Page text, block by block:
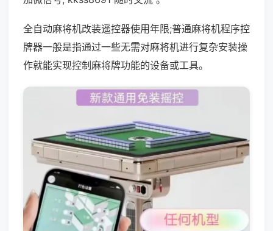
全自动麻将机改装遥控器使用年限;普通麻将机程序控
牌器一般是指通过一些无需对麻将机进行复杂安装操
作就能实现控制麻将牌功能的设备或工具。